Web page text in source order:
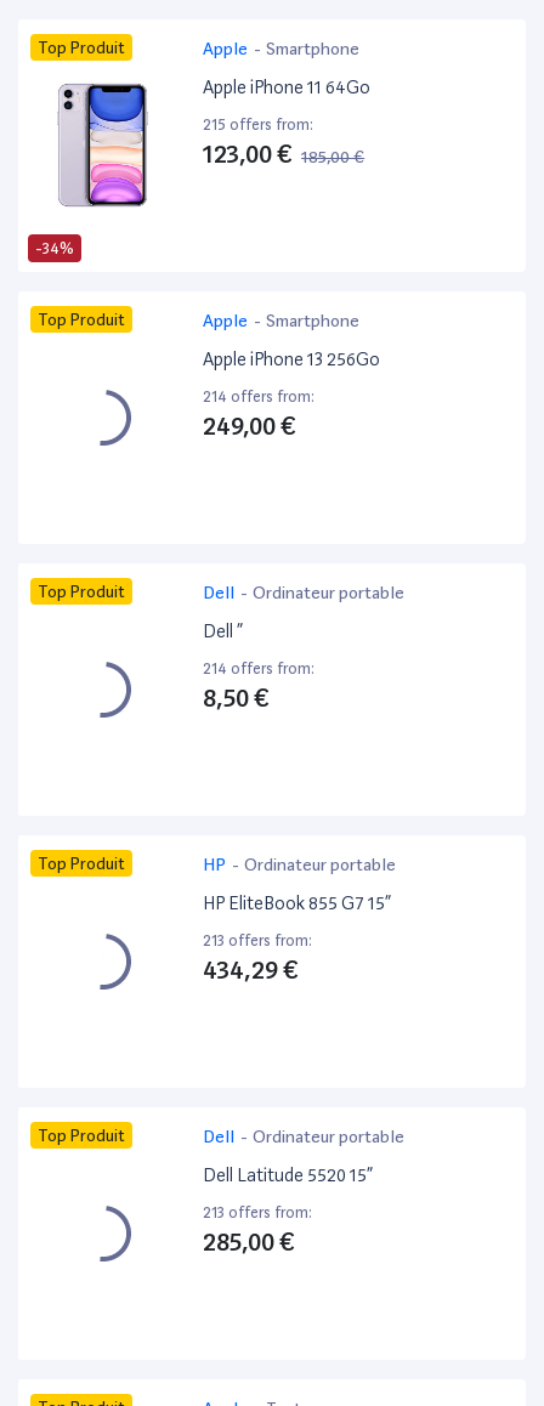
-34%
Top Produit Apple - Smartphone
Apple iPhone 11 64Go
215 offers from:
123,00 € 185,00 €
Top Produit Apple - Smartphone
Apple iPhone 13 256Go
214 offers from:
249,00 €
Top Produit Dell - Ordinateur portable
Dell ”
214 offers from:
8,50 €
Top Produit HP - Ordinateur portable
HP EliteBook 855 G7 15”
213 offers from:
434,29 €
Top Produit Dell - Ordinateur portable
Dell Latitude 5520 15”
213 offers from:
285,00 €